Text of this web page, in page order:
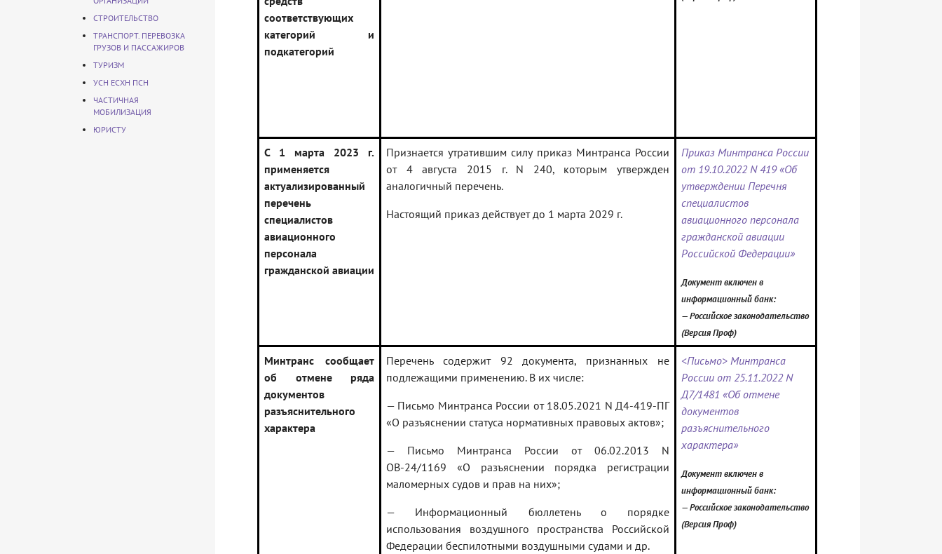
СТРОИТЕЛЬСТВО
ТРАНСПОРТ. ПЕРЕВОЗКА
ГРУЗОВ И ПАССАЖИРОВ
ТУРИЗМ
УСН ЕСХН ПСН
ЧАСТИЧНАЯ
МОБИЛИЗАЦИЯ
ЮРИСТУ
соответствующих
категорий и
подкатегорий
С 1 марта 2023 г.
применяется
актуализированный
перечень
специалистов
авиационного
персонала
гражданской авиации
Признается утратившим силу приказ Минтранса России
от 4 августа 2015 г. N 240, которым утвержден
аналогичный перечень.
Настоящий приказ действует до 1 марта 2029 г.
Приказ Минтранса России
от 19.10.2022 N 419 «Об
утверждении Перечня
специалистов
авиационного персонала
гражданской авиации
Российской Федерации»
Документ включен в
информационный банк:
— Российское законодательство
(Версия Проф)
Минтранс сообщает
об отмене ряда
документов
разъяснительного
характера
Перечень содержит 92 документа, признанных не
подлежащими применению. В их числе:
— Письмо Минтранса России от 18.05.2021 N Д4-419-ПГ
«О разъяснении статуса нормативных правовых актов»;
— Письмо Минтранса России от 06.02.2013 N
ОВ-24/1169 «О разъяснении порядка регистрации
маломерных судов и прав на них»;
— Информационный бюллетень о порядке
использования воздушного пространства Российской
Федерации беспилотными воздушными судами и др.
<Письмо> Минтранса
России от 25.11.2022 N
Д7/1481 «Об отмене
документов
разъяснительного
характера»
Документ включен в
информационный банк:
— Российское законодательство
(Версия Проф)